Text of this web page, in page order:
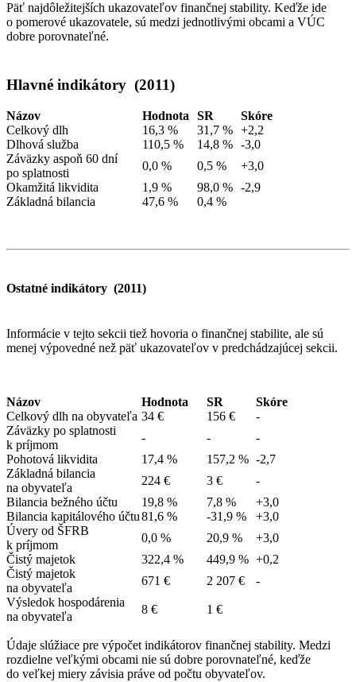
Päť najdôležitejších ukazovateľov finančnej stability. Keďže ide
o pomerové ukazovatele, sú medzi jednotlivými obcami a VÚC
dobre porovnateľné.
Hlavné indikátory (2011)
Názov Hodnota SR
Skóre
Celkový dlh
16,3 % 31,7 % +2,2
Dlhová služba
110,5 % 14,8 % -3,0
Záväzky aspoň 60 dní
po splatnosti
0,0 % 0,5 %
+3,0
Okamžitá likvidita
1,9 % 98,0 % -2,9
Základná bilancia
47,6 % 0,4 %
Ostatné indikátory (2011)
Informácie v tejto sekcii tiež hovoria o finančnej stabilite, ale sú
menej výpovedné než päť ukazovateľov v predchádzajúcej sekcii.
Názov Hodnota SR
Skóre
Celkový dlh na obyvateľa 34 € 156 €
-
Záväzky po splatnosti
k príjmom
- -
-
Pohotová likvidita
17,4 % 157,2 % -2,7
Základná bilancia
na obyvateľa
224 € 3 €
-
Bilancia bežného účtu
19,8 % 7,8 %
+3,0
Bilancia kapitálového účtu81,6 % -31,9 %
+3,0
Úvery od ŠFRB
k príjmom
0,0 % 20,9 %
+3,0
Čistý majetok
322,4 % 449,9 % +0,2
Čistý majetok
na obyvateľa
671 € 2 207 €
-
Výsledok hospodárenia
na obyvateľa
8 € 1 €
Údaje slúžiace pre výpočet indikátorov finančnej stability. Medzi
rozdielne veľkými obcami nie sú dobre porovnateľné, keďže
do veľkej miery závisia práve od počtu obyvateľov.